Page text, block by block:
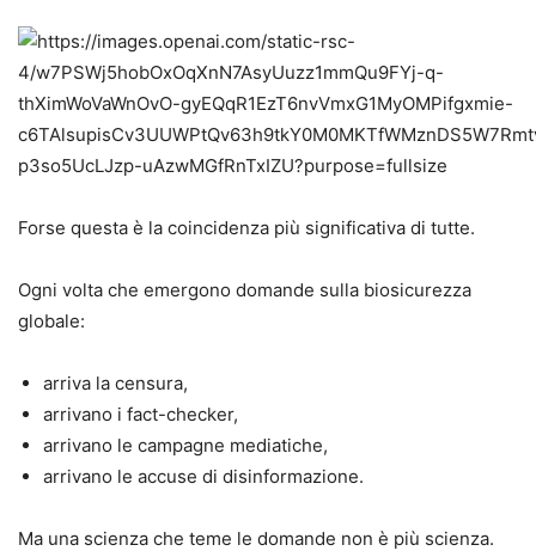
Forse questa è la coincidenza più significativa di tutte.
Ogni volta che emergono domande sulla biosicurezza
globale:
arriva la censura,
arrivano i fact-checker,
arrivano le campagne mediatiche,
arrivano le accuse di disinformazione.
Ma una scienza che teme le domande non è più scienza.